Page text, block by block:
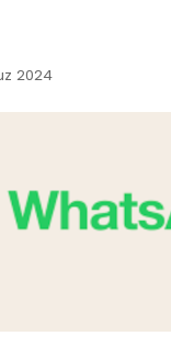
2024